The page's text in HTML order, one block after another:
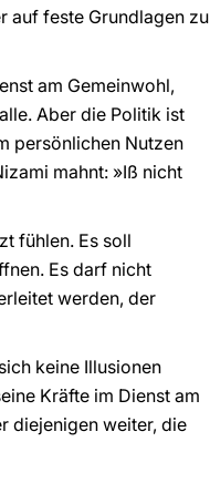
auf feste Grundlagen zu
am Gemeinwohl,
Aber die Politik ist
persönlichen Nutzen
mahnt: »Iß nicht
fühlen. Es soll
Es darf nicht
werden, der
keine Illusionen
Kräfte im Dienst am
diejenigen weiter, die